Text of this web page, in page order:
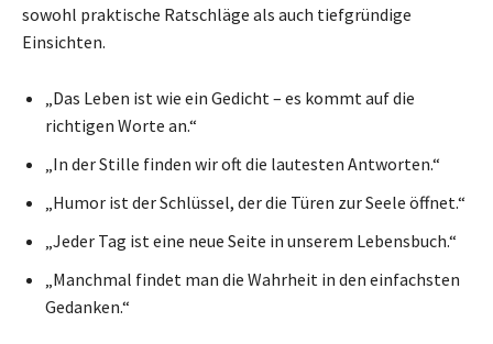
sowohl praktische Ratschläge als auch tiefgründige
Einsichten.
„Das Leben ist wie ein Gedicht – es kommt auf die
richtigen Worte an.“
„In der Stille finden wir oft die lautesten Antworten.“
„Humor ist der Schlüssel, der die Türen zur Seele öffnet.“
„Jeder Tag ist eine neue Seite in unserem Lebensbuch.“
„Manchmal findet man die Wahrheit in den einfachsten
Gedanken.“